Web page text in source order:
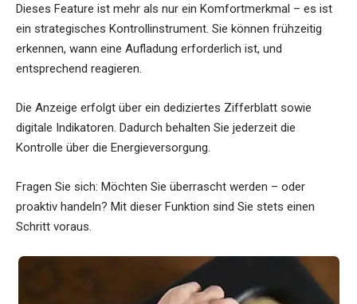
Dieses Feature ist mehr als nur ein Komfortmerkmal – es ist
ein strategisches Kontrollinstrument. Sie können frühzeitig
erkennen, wann eine Aufladung erforderlich ist, und
entsprechend reagieren.
Die Anzeige erfolgt über ein dediziertes Zifferblatt sowie
digitale Indikatoren. Dadurch behalten Sie jederzeit die
Kontrolle über die Energieversorgung.
Fragen Sie sich: Möchten Sie überrascht werden – oder
proaktiv handeln? Mit dieser Funktion sind Sie stets einen
Schritt voraus.